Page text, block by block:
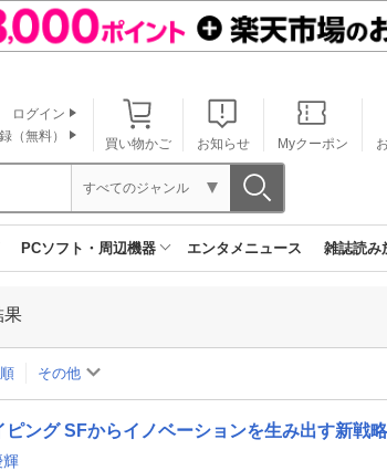
買い物かご お知らせ Myクーポン
ログイン
（無料）
すべてのジャンル
PCソフト・周辺機器 エンタメニュース 雑誌読み
果
その他
ピング SFからイノベーションを生み出す新戦